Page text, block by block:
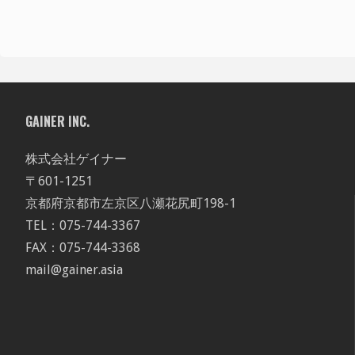
GAINER INC.
株式会社ゲイナー
〒601-1251
京都府京都市左京区八瀬花尻町198-1
TEL：075-744-3367
FAX：075-744-3368
mail@gainer.asia